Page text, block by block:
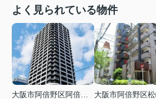
よく見られている物件